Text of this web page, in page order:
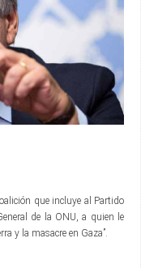
que incluye al Partido
de la ONU, a quien le
y la masacre en Gaza”.